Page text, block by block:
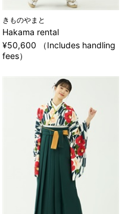
きものやまと
Hakama rental
¥50,600 （Includes handling
fees）